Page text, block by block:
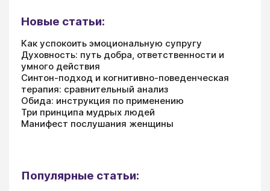
Новые статьи:
Как успокоить эмоциональную супругу
Духовность: путь добра, ответственности и
умного действия
Синтон-подход и когнитивно-поведенческая
терапия: сравнительный анализ
Обида: инструкция по применению
Три принципа мудрых людей
Манифест послушания женщины
Популярные статьи: